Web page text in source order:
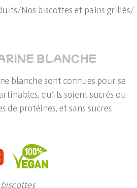
Nos biscottes et pains grillés
BLANCHE
blanche sont connues pour se
qu’ils soient sucrés ou
de protéines, et sans sucres